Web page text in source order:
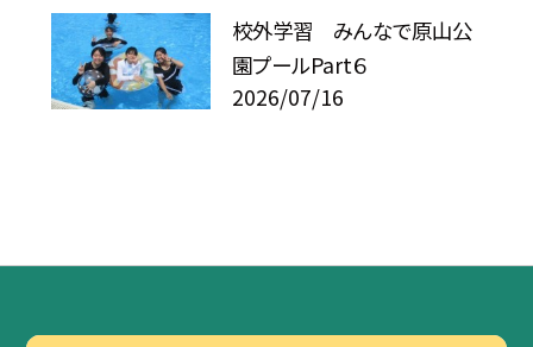
校外学習 みんなで原山公
園プールPart６
2026/07/16